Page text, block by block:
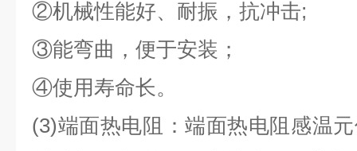
②机械性能好、耐振，抗冲击;
③能弯曲，便于安装；
④使用寿命长。
(3)端面热电阻：端面热电阻感温